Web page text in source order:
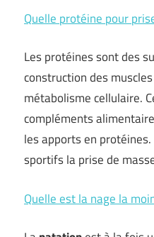
Quelle protéine pour
Les protéines sont des
construction des
métabolisme cellulaire.
compléments
les apports en
sportifs la prise de
Quelle est la nage la